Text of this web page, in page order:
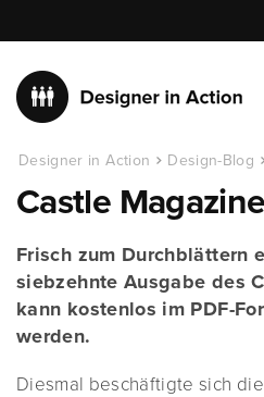
Designer in Action Design-Blog
Castle
Frisch zum Durchblättern
siebzehnte Ausgabe des
kann kostenlos im PDF-
werden.
Diesmal beschäftigte sich